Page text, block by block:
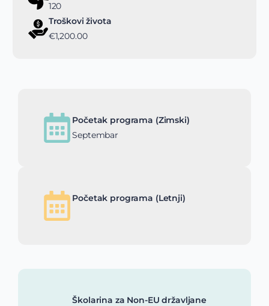
120
Troškovi života
€1,200.00
Početak programa (Zimski)
Septembar
Početak programa (Letnji)
Školarina za Non-EU državljane